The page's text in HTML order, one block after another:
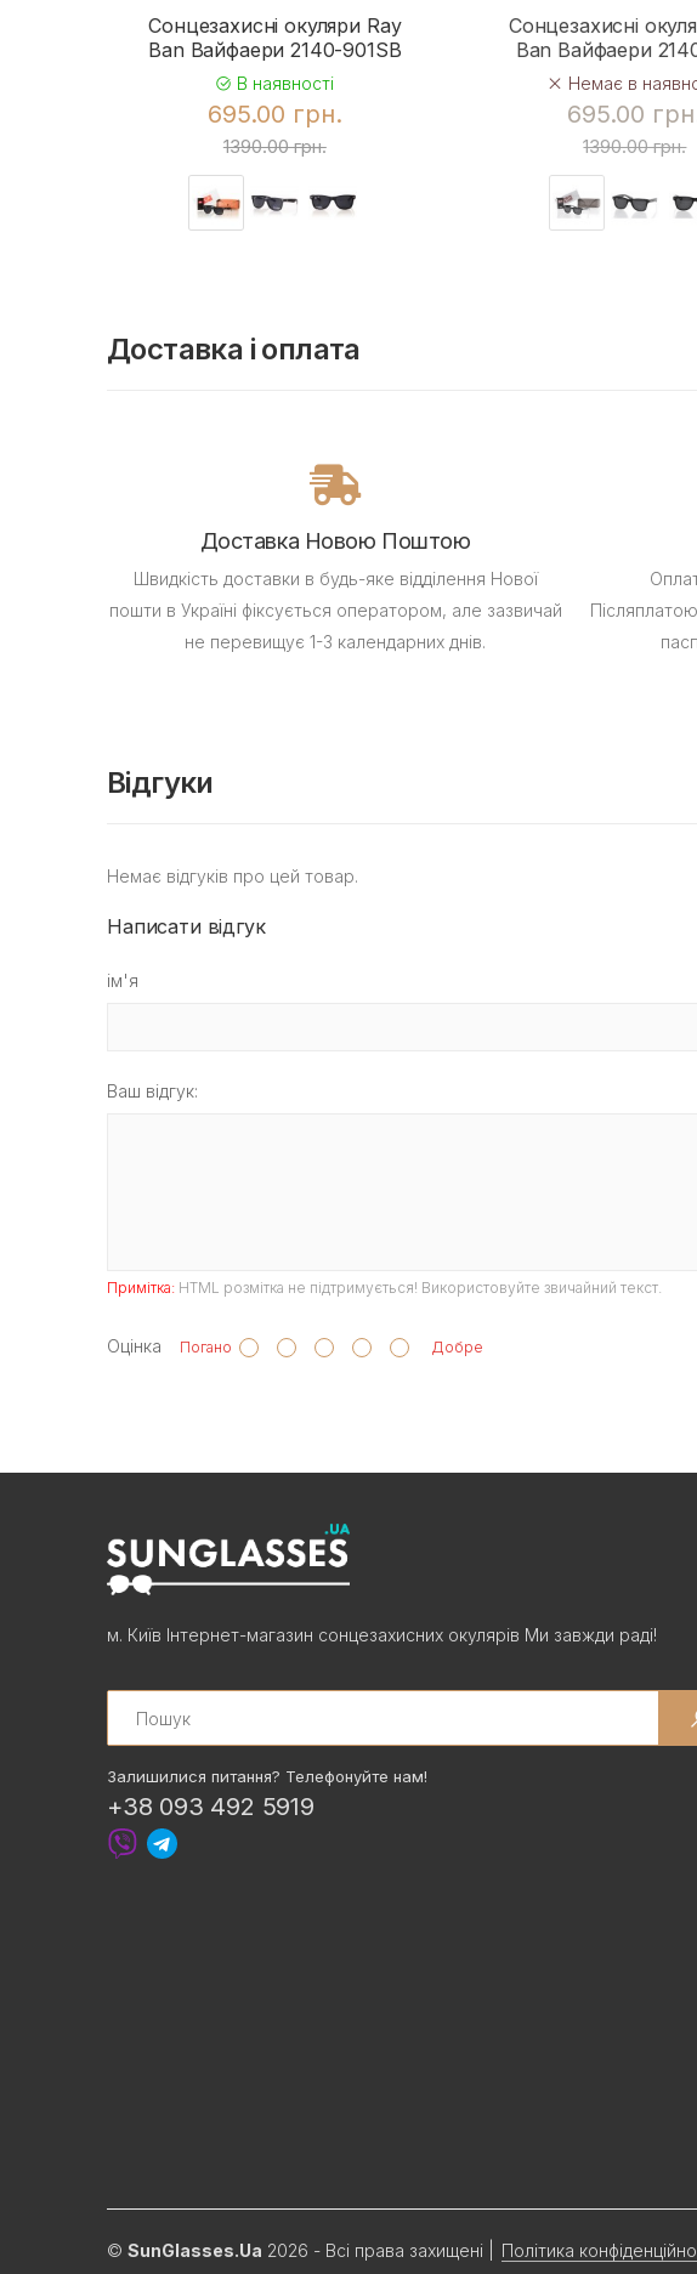
Сонцезахисні окуляри Ray
Ban Вайфаери 2140-901SB
В наявності
695.00 грн.
1390.00 грн.
Сонцезахисні
Ban Вайфаери
Немає в
695.00
1390.00 грн.
Доставка і оплата
Доставка Новою Поштою
Швидкість доставки в будь-яке відділення Нової
пошти в Україні фіксується оператором, але зазвичай
не перевищує 1-3 календарних днів.
Відгуки
Немає відгуків про цей товар.
Написати відгук
ім'я
Ваш відгук:
Примітка: HTML розмітка не підтримується! Використовуйте звичайний текст.
Оцінка Погано Добре
м. Київ Інтернет-магазин сонцезахисних окулярів Ми завжди раді!
Search
Залишилися питання? Телефонуйте нам!
+38 093 492 5919
© SunGlasses.Ua 2026 - Всі права захищені Політика